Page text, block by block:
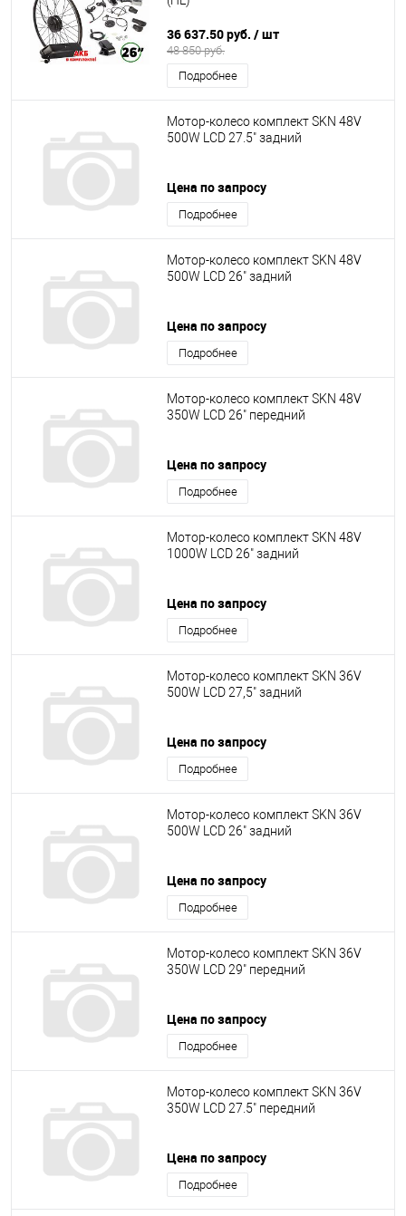
36 637.50 руб. / шт
48 850 руб.
Подробнее
Мотор-колесо комплект SKN 48V
500W LCD 27.5" задний
Цена по запросу
Подробнее
Мотор-колесо комплект SKN 48V
500W LCD 26" задний
Цена по запросу
Подробнее
Мотор-колесо комплект SKN 48V
350W LCD 26" передний
Цена по запросу
Подробнее
Мотор-колесо комплект SKN 48V
1000W LCD 26" задний
Цена по запросу
Подробнее
Мотор-колесо комплект SKN 36V
500W LCD 27,5" задний
Цена по запросу
Подробнее
Мотор-колесо комплект SKN 36V
500W LCD 26" задний
Цена по запросу
Подробнее
Мотор-колесо комплект SKN 36V
350W LCD 29" передний
Цена по запросу
Подробнее
Мотор-колесо комплект SKN 36V
350W LCD 27.5" передний
Цена по запросу
Подробнее